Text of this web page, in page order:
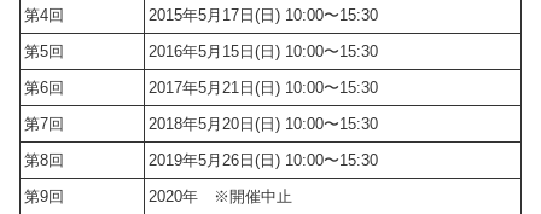
第4回
2015年5月17日(日) 10:00〜15:30
第5回
2016年5月15日(日) 10:00〜15:30
第6回
2017年5月21日(日) 10:00〜15:30
第7回
2018年5月20日(日) 10:00〜15:30
第8回
2019年5月26日(日) 10:00〜15:30
第9回
2020年 ※開催中止